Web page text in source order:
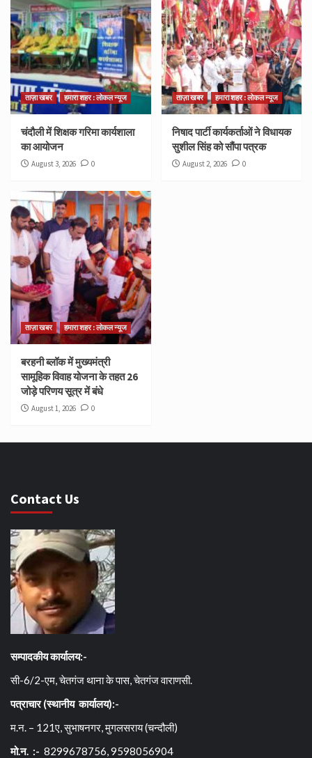
ताज़ा खबर हमारा शहर : लोकल न्यूज
चंदौली में शिक्षक गरिमा कार्यशाला
का आयोजन
August 3, 2026 0
ताज़ा खबर हमारा शहर : लोकल न्यूज
निषाद पार्टी कार्यकर्ताओं ने विधायक
सुशील सिंह को सौंपा पत्रक
August 2, 2026 0
ताज़ा खबर हमारा शहर : लोकल न्यूज
बरहनी ब्लॉक में मुख्यमंत्री
सामूहिक विवाह योजना के तहत 26
जोड़े परिणय सूत्र में बंधे
August 1, 2026 0
Contact Us
सम्पादकीय कार्यालय:-
सी-6/2-एम, चेतगंज थाना के पास, चेतगंज वाराणसी.
पत्राचार (स्थानीय कार्यालय):-
म.न. – 121ए, सुभाषनगर, मुगलसराय (चन्दौली)
मो.न. :- 8299678756, 9598056904